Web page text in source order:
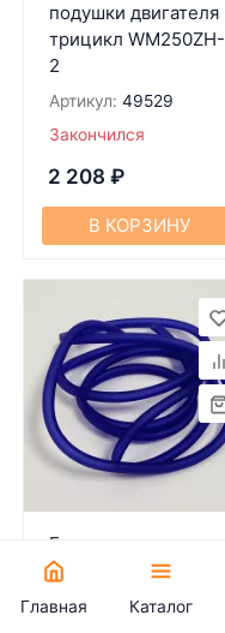
подушки двигателя
трицикл WM250ZH-
2
Артикул: 49529
Закончился
2 208 ₽
В КОРЗИНУ
Бензошлaнг скутер,
мопед СИЛИКОН
фиолетовый d=84
Главная Каталог